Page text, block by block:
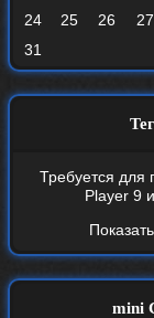
24
25 26 27
31
Требуется для
Player 9
mini